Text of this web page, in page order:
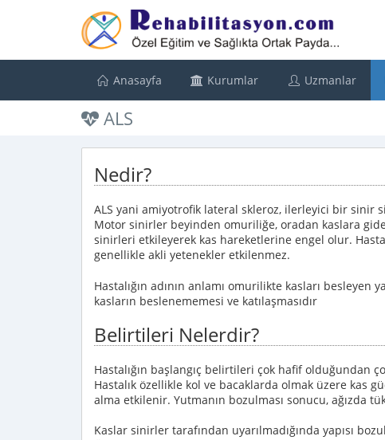
Anasayfa Kurumlar Uzmanlar
ALS
Nedir?
ALS yani amiyotrofik lateral skleroz, ilerleyici bir sinir
Motor sinirler beyinden omuriliğe, oradan kaslara
sinirleri etkileyerek kas hareketlerine engel olur.
genellikle akli yetenekler etkilenmez.
Hastalığın adının anlamı omurilikte kasları
kasların beslenememesi ve katılaşmasıdır
Belirtileri Nelerdir?
Hastalığın başlangıç belirtileri çok hafif olduğundan
Hastalık özellikle kol ve bacaklarda olmak üzere kas
alma etkilenir. Yutmanın bozulması sonucu, ağızda
Kaslar sinirler tarafından uyarılmadığında yapısı